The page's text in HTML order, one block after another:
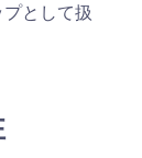
として扱